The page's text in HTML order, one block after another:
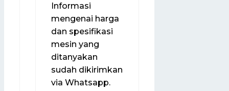
Informasi
mengenai harga
dan spesifikasi
mesin yang
ditanyakan
sudah dikirimkan
via Whatsapp.